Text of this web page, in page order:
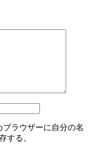
ラウザーに自分の名
する。